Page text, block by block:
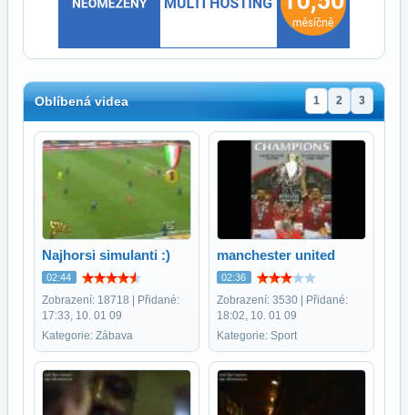
Oblíbená videa 1 2 3
Najhorsi simulanti :)
02:44
Zobrazení: 18718 | Přidané:
17:33, 10. 01 09
Kategorie: Zábava
manchester united
02:36
Zobrazení: 3530 | Přidané:
18:02, 10. 01 09
Kategorie: Sport